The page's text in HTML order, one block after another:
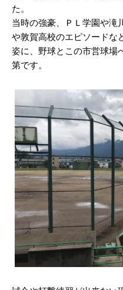
た。
当時の強豪、ＰＬ学園や滝
や敦賀高校のエピソードな
姿に、野球とこの市営球場
第です。